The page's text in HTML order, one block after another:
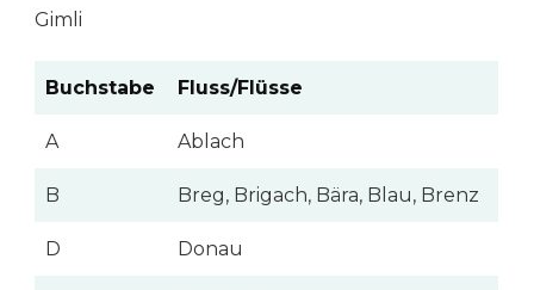
Gimli
Buchstabe Fluss/Flüsse
A Ablach
B Breg, Brigach, Bära, Blau, Brenz
D Donau